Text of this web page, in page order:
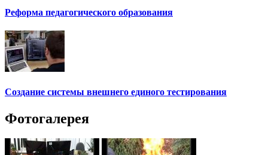
Реформа педагогического образования
Создание системы внешнего единого тестирования
Фотогалерея